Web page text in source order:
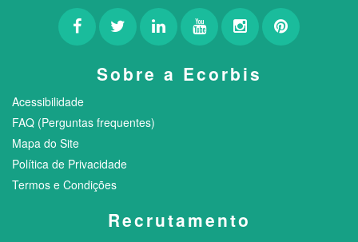
Sobre a Ecorbis
Acessibilidade
FAQ (Perguntas frequentes)
Mapa do Site
Política de Privacidade
Termos e Condições
Recrutamento